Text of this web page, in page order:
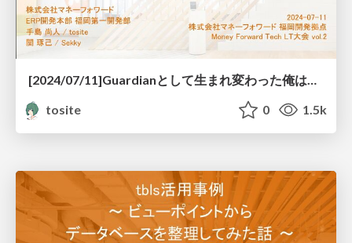
[2024/07/11]Guardianとして生まれ変わった俺は攻めと守りの運用で無双する 〜守りの天才が考える、攻めの運用術〜
tosite
0 1.5k